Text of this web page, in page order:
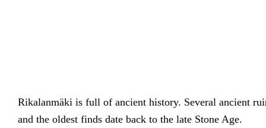
Rikalanmäki is full of ancient history. Several ancient
and the oldest finds date back to the late Stone Age.